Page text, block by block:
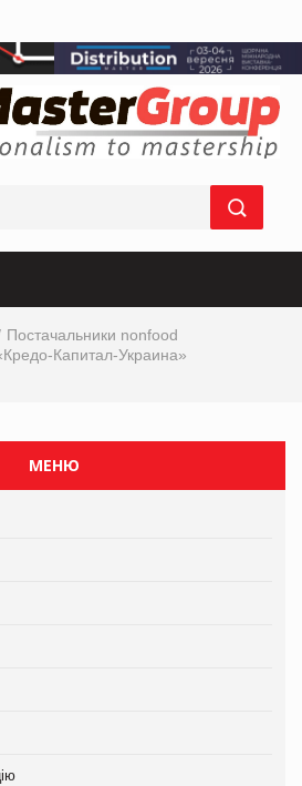
Постачальники nonfood
Капитал-Украина»
МЕНЮ